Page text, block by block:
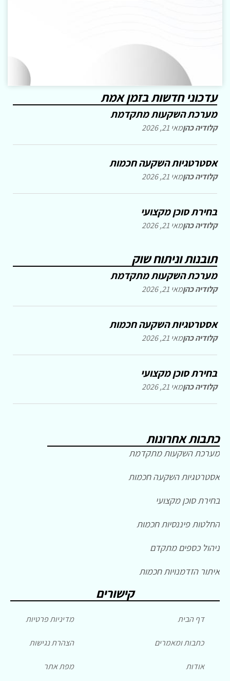
עדכוני חדשות בזמן אמת
מערכת השקעות מתקדמת
קלודיה כהןמאי 21, 2026
אסטרטגיות השקעה חכמות
קלודיה כהןמאי 21, 2026
בחירת סוכן מקצועי
קלודיה כהןמאי 21, 2026
תובנות וניתוח שוק
מערכת השקעות מתקדמת
קלודיה כהןמאי 21, 2026
אסטרטגיות השקעה חכמות
קלודיה כהןמאי 21, 2026
בחירת סוכן מקצועי
קלודיה כהןמאי 21, 2026
כתבות אחרונות
מערכת השקעות מתקדמת
אסטרטגיות השקעה חכמות
בחירת סוכן מקצועי
החלטות פיננסיות חכמות
ניהול כספים מתקדם
איתור הזדמנויות חכמות
קישורים
דף הבית
כתבות ומאמרים
אודות
מדיניות פרטיות
הצהרת נגישות
מפת אתר